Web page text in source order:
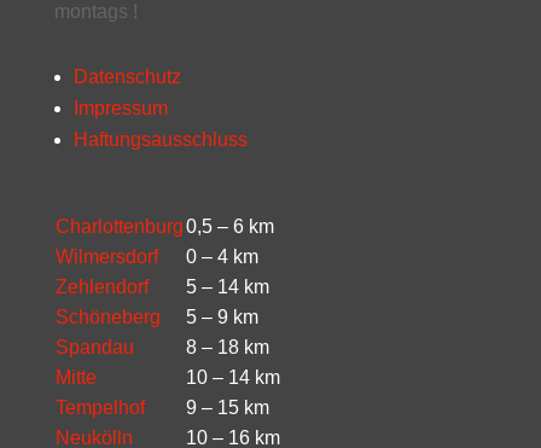
montags !
Datenschutz
Impressum
Haftungsausschluss
Charlottenburg0,5 – 6 km
Wilmersdorf
0 – 4 km
Zehlendorf
5 – 14 km
Schöneberg
5 – 9 km
Spandau
8 – 18 km
Mitte
10 – 14 km
Tempelhof
9 – 15 km
Neukölln
10 – 16 km